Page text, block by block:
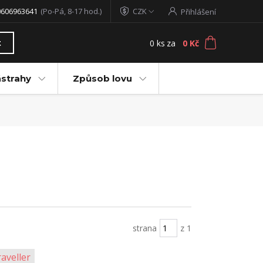
CZK Přihlášení
(Po-Pá, 8-17 hod.)
0 ks za 0 Kč
Způsob lovu
strana z 1